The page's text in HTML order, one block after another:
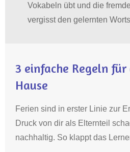
Vokabeln übt und die
vergisst den gelernten
3 einfache Regeln für
Hause
Ferien sind in erster Linie zur
Druck von dir als Elternteil
nachhaltig. So klappt das